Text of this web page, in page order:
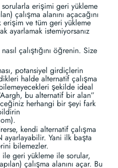
erişimi geri yükleme
çalışma alanını açacağını
erişim ve tüm geri yükleme
ayarlamak istemiyorsanız
çalıştığını öğrenin. Size
potansiyel girdiçlerin
halde alternatif çalışma
bilemeyecekleri şekilde ideal
bu alternatif bir alan”
herhangi bir şeyi fark
kendi alternatif çalışma
ayarlayabilir. Yani ilk başta
bilemezler.
geri yükleme ile sorular,
çalışma alanını açar. Bu